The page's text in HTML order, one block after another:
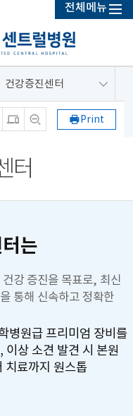
전체메뉴
건강증진센터
Print
터
는
강 증진을 목표로, 최신
통해 신속하고 정확한
병원급 프리미엄 장비를
이상 소견 발견 시 본원
치료까지 원스톱